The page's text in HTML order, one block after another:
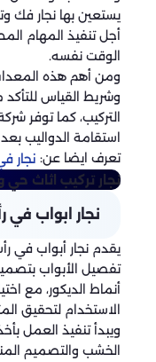
يستعين بها نجار فك
أجل تنفيذ المهام
الوقت نفسه.
ومن أهم هذه
وشريط القياس
التركيب، كما توفر
استقامة الدواليب بعد
تعرف ايضا عن: نجار
نجار تركيب اثاث حي
نجار ابواب في
يقدم نجار أبواب في
تفصيل الأبواب
أنماط الديكور، مع
الاستخدام لتحقيق
ويبدأ تنفيذ العمل
الخشب والتصميم